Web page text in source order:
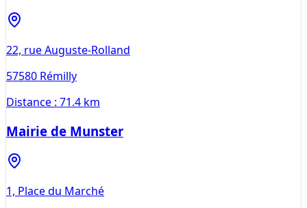
22, rue Auguste-Rolland
57580 Rémilly
Distance : 71.4 km
Mairie de Munster
1, Place du Marché